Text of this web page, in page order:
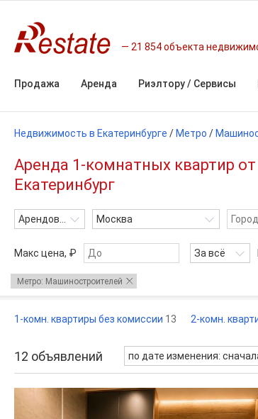
21 854 объекта
Продажа Аренда Риэлтору / Сервисы
Недвижимость в Екатеринбурге / Метро /
Аренда 1-комнатных квартир
Екатеринбург
Арендовать Москва
Макс цена, ₽ За всё
Метро: Машиностроителей
1-комн. квартиры без комиссии 13 2-комн.
12 объявлений по дате изменения: